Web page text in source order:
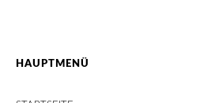
HAUPTMENÜ